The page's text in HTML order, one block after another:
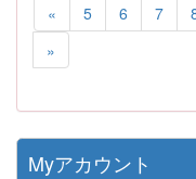
« 5 6 7
»
Myアカウント